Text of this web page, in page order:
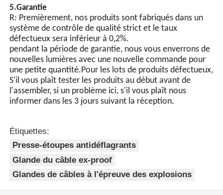
5.Garantie
R: Premièrement, nos produits sont fabriqués dans un
système de contrôle de qualité strict et le taux
défectueux sera inférieur à 0,2%.
pendant la période de garantie, nous vous enverrons de
nouvelles lumières avec une nouvelle commande pour
une petite quantité.Pour les lots de produits défectueux,
S'il vous plaît tester les produits au début avant de
l'assembler, si un problème ici, s'il vous plaît nous
informer dans les 3 jours suivant la réception.
Étiquettes:
Presse-étoupes antidéflagrants
Glande du câble ex-proof
Glandes de câbles à l'épreuve des explosions